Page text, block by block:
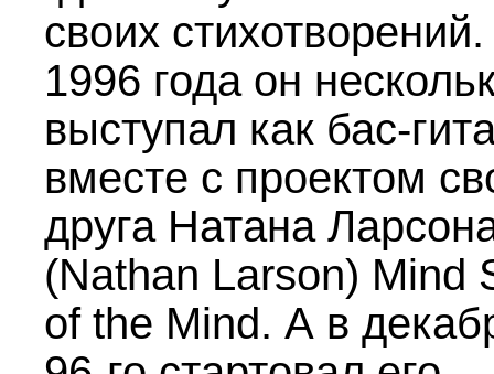
своих
1996 года он
выступал как бас-
вместе с проектом
друга Натана
(Nathan Larson) Mind
of the Mind. А в